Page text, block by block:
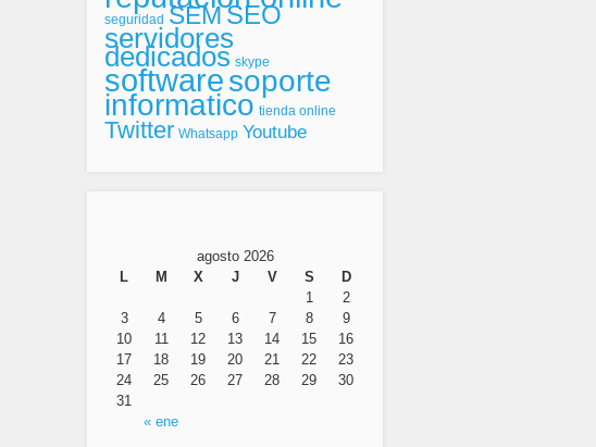
seguridad SEMSEO
servidores
dedicados skype
softwaresoporte
informatico tienda online
Twitter Whatsapp Youtube
agosto 2026
L
M X J V S D
« ene
1
2
3
4 5 6 7 8
9
10
11 12 13 14 15
16
17
18 19 20 21 22
23
24
25 26 27 28 29
30
31